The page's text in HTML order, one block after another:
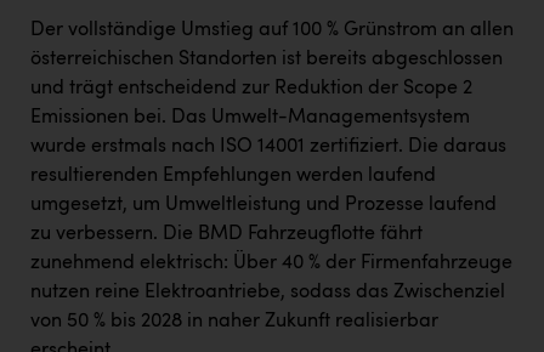
Der vollständige Umstieg auf 100 % Grünstrom an allen
österreichischen Standorten ist bereits abgeschlossen
und trägt entscheidend zur Reduktion der Scope 2
Emissionen bei. Das Umwelt-Managementsystem
wurde erstmals nach ISO 14001 zertifiziert. Die daraus
resultierenden Empfehlungen werden laufend
umgesetzt, um Umweltleistung und Prozesse laufend
zu verbessern. Die BMD Fahrzeugflotte fährt
zunehmend elektrisch: Über 40 % der Firmenfahrzeuge
nutzen reine Elektroantriebe, sodass das Zwischenziel
von 50 % bis 2028 in naher Zukunft realisierbar